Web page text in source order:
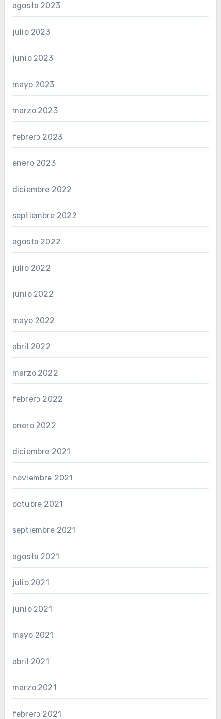
agosto 2023
julio 2023
junio 2023
mayo 2023
marzo 2023
febrero 2023
enero 2023
diciembre 2022
septiembre 2022
agosto 2022
julio 2022
junio 2022
mayo 2022
abril 2022
marzo 2022
febrero 2022
enero 2022
diciembre 2021
noviembre 2021
octubre 2021
septiembre 2021
agosto 2021
julio 2021
junio 2021
mayo 2021
abril 2021
marzo 2021
febrero 2021